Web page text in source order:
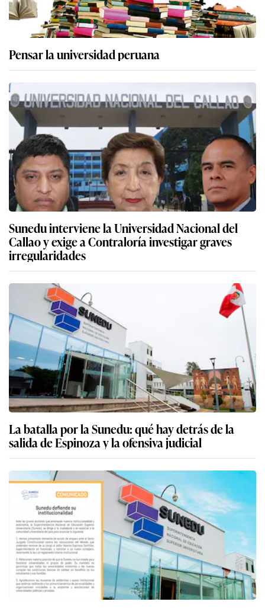
Pensar la universidad peruana
Sunedu interviene la Universidad Nacional del
Callao y exige a Contraloría investigar graves
irregularidades
La batalla por la Sunedu: qué hay detrás de la
salida de Espinoza y la ofensiva judicial